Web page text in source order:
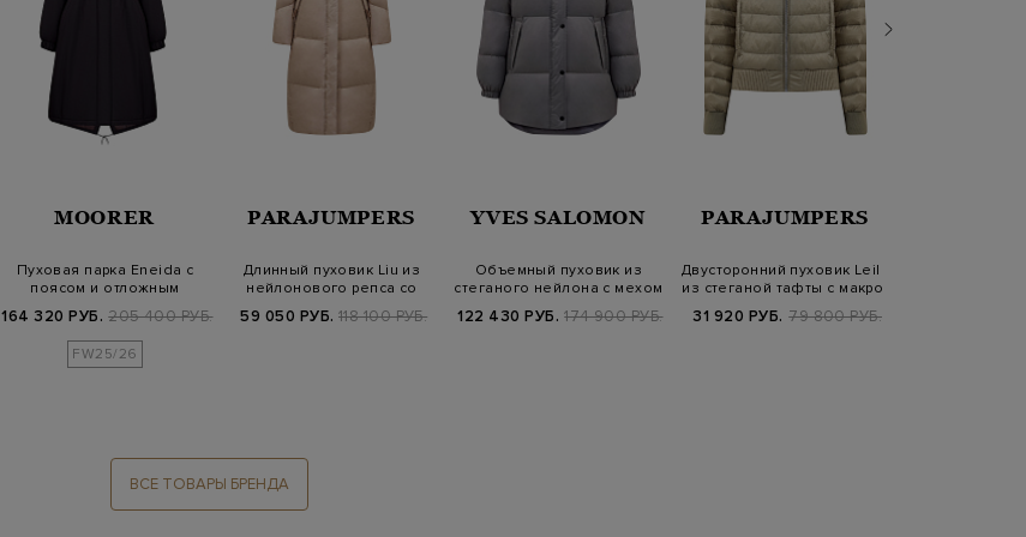
MOORER
Пуховая парка Eneida с
поясом и отложным
164 320 РУБ. 205 400 РУБ.
FW25/26
PARAJUMPERS
Длинный пуховик Liu из
нейлонового репса со
59 050 РУБ. 118 100 РУБ.
YVES SALOMON
Объемный пуховик из
стеганого нейлона с мехом
122 430 РУБ. 174 900 РУБ.
PARAJUMPERS
Двусторонний пуховик Leila
из стеганой тафты с макро-
31 920 РУБ. 79 800 РУБ.
ВСЕ ТОВАРЫ БРЕНДА